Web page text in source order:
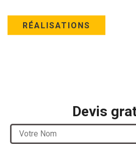
RÉALISATIONS
Devis